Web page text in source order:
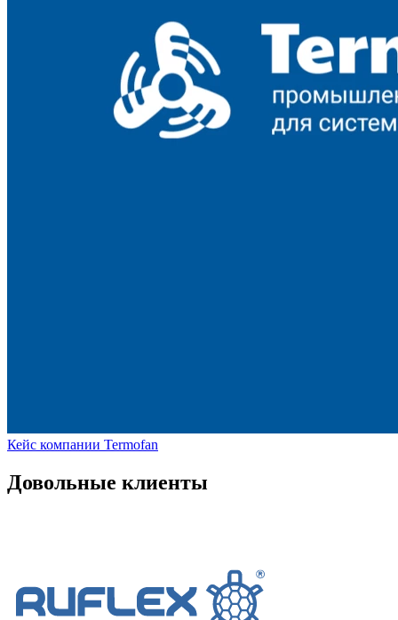
Кейс компании Termofan
Довольные клиенты